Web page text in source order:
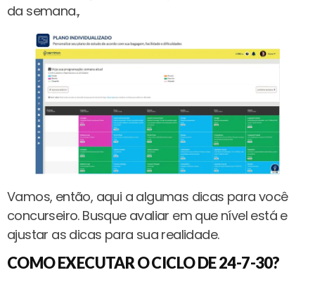
da semana.,
Vamos, então, aqui a algumas dicas para você
concurseiro. Busque avaliar em que nível está e
ajustar as dicas para sua realidade.
COMO EXECUTAR O CICLO DE 24-7-30?